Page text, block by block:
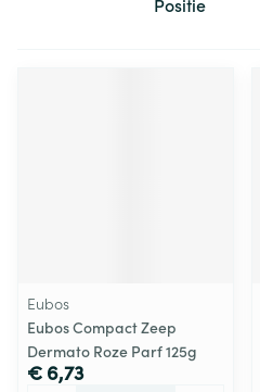
Sorteer op:
Eubos
Eubos Compact Zeep
Dermato Roze Parf 125g
€ 6,73